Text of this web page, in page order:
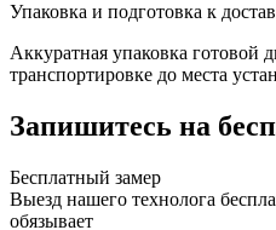
Упаковка и подготовка к
Аккуратная упаковка готовой
транспортировке до места
Запишитесь на
Бесплатный замер
Выезд нашего технолога
обязывает